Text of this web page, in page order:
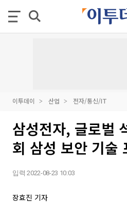
이투데이 산업 전자/통신/IT
삼성전자, 글로벌
회 삼성 보안 기술
입력 2022-08-23 10:03
장효진 기자